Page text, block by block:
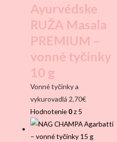
Ayurvédske
RUŽA Masala
PREMIUM –
vonné tyčinky
10 g
Vonné tyčinky a
vykurovadlá 2,70€
Hodnotenie 0z 5